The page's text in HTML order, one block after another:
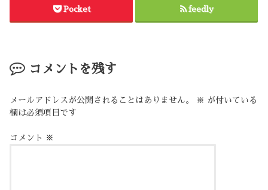
Pocket feedly
コメントを残す
メールアドレスが公開されることはありません。 ※ が付いている
欄は必須項目です
コメント ※